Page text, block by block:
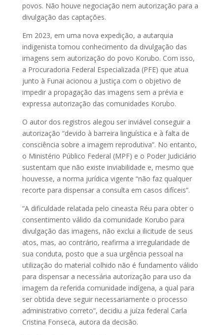
povos. Não houve negociação nem autorização para a
divulgação das captações.
Em 2023, em uma nova expedição, a autarquia
indigenista tomou conhecimento da divulgação das
imagens sem autorização do povo Korubo. Com isso,
a Procuradoria Federal Especializada (PFE) que atua
junto à Funai acionou a Justiça com o objetivo de
impedir a propagação das imagens sem a prévia e
expressa autorização das comunidades Korubo.
O autor dos registros alegou ser inviável conseguir a
autorização “devido à barreira linguística e à falta de
consciência sobre a imagem reprodutiva”. No entanto,
o Ministério Público Federal (MPF) e o Poder Judiciário
sustentam que não existe inviabilidade e, mesmo que
houvesse, a norma jurídica vigente “não faz qualquer
recorte para dispensar a consulta em casos difíceis”.
“A dificuldade relatada pelo cineasta Réu para obter o
consentimento válido da comunidade Korubo para
divulgação das imagens, não exclui a ilicitude de seus
atos, mas, ao contrário, reafirma a irregularidade de
sua conduta, posto que a sua urgência pessoal na
utilização do material colhido não é fundamento válido
para dispensar a necessária autorização para uso da
imagem da referida comunidade indígena, a qual para
ser obtida deve seguir necessariamente o processo
administrativo correto”, decidiu a juíza federal Carla
Cristina Fonseca, autora da decisão.